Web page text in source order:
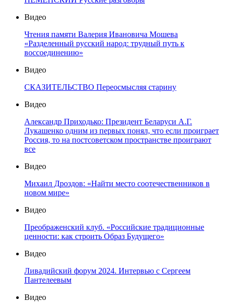
Видео
Чтения памяти Валерия Ивановича Мошева
«Разделенный русский народ: трудный путь к
воссоединению»
Видео
СКАЗИТЕЛЬСТВО Переосмысляя старину
Видео
Александр Приходько: Президент Беларуси А.Г.
Лукашенко одним из первых понял, что если проиграет
Россия, то на постсоветском пространстве проиграют
все
Видео
Михаил Дроздов: «Найти место соотечественников в
новом мире»
Видео
Преображенский клуб. «Российские традиционные
ценности: как строить Образ Будущего»
Видео
Ливадийский форум 2024. Интервью с Сергеем
Пантелеевым
Видео